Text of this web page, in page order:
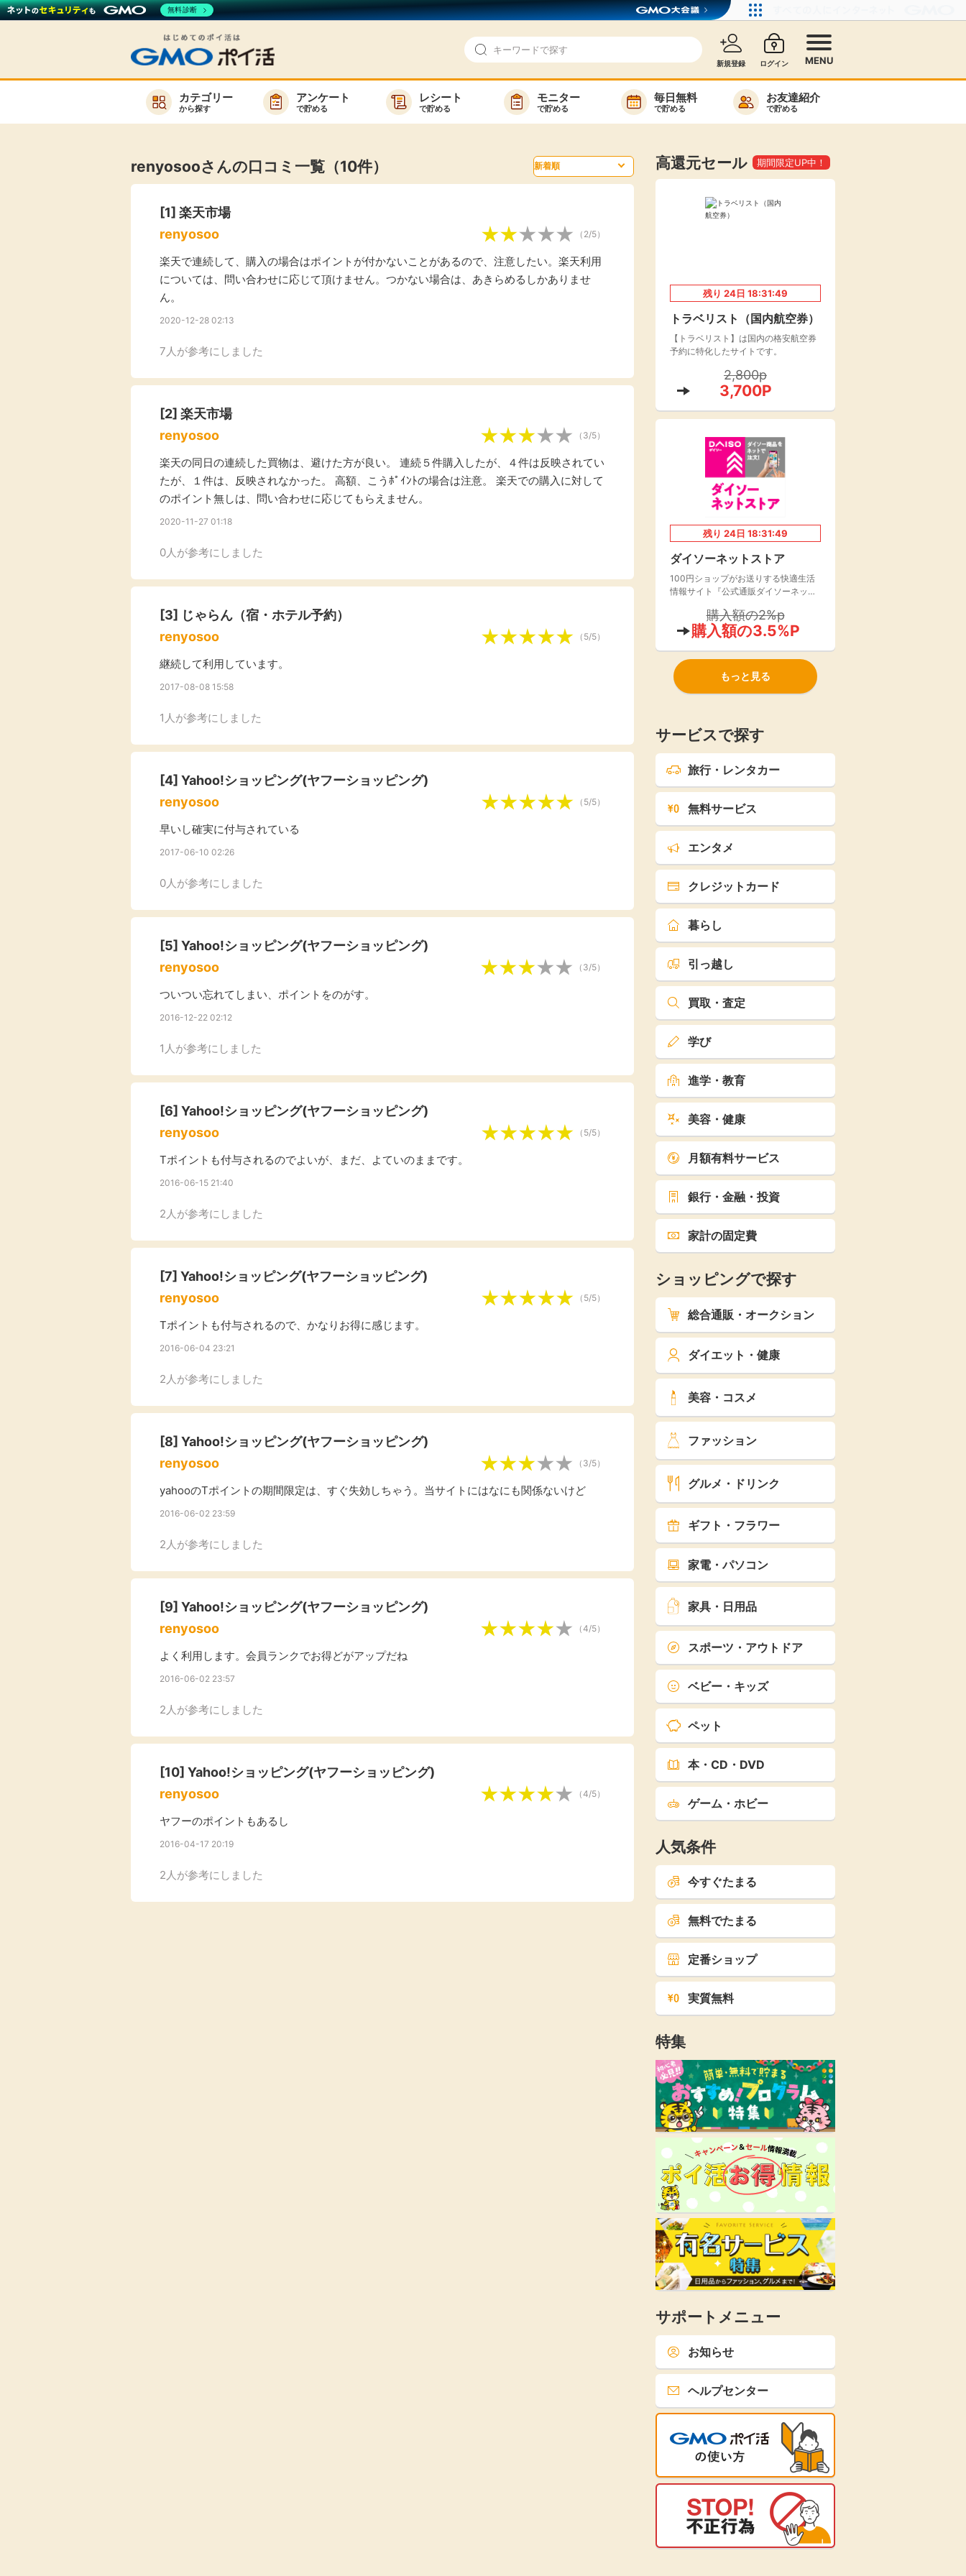
新規登録 ログイン MENU
お知らせ
高還元
無料
ゲーム
モニター
お友達紹介
ポイ活お得情報
GMOポイ活の使い方
毎日ゲット
カテゴリー
から探す
アンケート
で貯める
レシート
で貯める
モニター
で貯める
毎日無料
で貯める
お友達紹介
で貯める
キーワードで検索
（楽天ファッショ
ン）
楽天toto【無料利
用登録】
140P
楽天レシピ
100P
その他の楽天サービス
レシ活
ポイ活
キャンペーン
情報
renyosooさんの口コミ一覧（10件）
[1] 楽天市場
renyosoo
（2/5）
楽天で連続して、購入の場合はポイントが付かないことがあるので、注意したい。楽天利用
については、問い合わせに応じて頂けません。つかない場合は、あきらめるしかありませ
ん。
2020-12-28 02:13
7人が参考にしました
[2] 楽天市場
renyosoo
（3/5）
楽天の同日の連続した買物は、避けた方が良い。 連続５件購入したが、４件は反映されてい
たが、１件は、反映されなかった。 高額、こうﾎﾟｲﾝﾄの場合は注意。 楽天での購入に対して
のポイント無しは、問い合わせに応じてもらえません。
2020-11-27 01:18
0人が参考にしました
[3] じゃらん（宿・ホテル予約）
renyosoo
（5/5）
継続して利用しています。
2017-08-08 15:58
1人が参考にしました
[4] Yahoo!ショッピング(ヤフーショッピング)
renyosoo
（5/5）
早いし確実に付与されている
2017-06-10 02:26
0人が参考にしました
[5] Yahoo!ショッピング(ヤフーショッピング)
renyosoo
（3/5）
ついつい忘れてしまい、ポイントをのがす。
2016-12-22 02:12
1人が参考にしました
[6] Yahoo!ショッピング(ヤフーショッピング)
renyosoo
（5/5）
Tポイントも付与されるのでよいが、まだ、よていのままです。
2016-06-15 21:40
2人が参考にしました
[7] Yahoo!ショッピング(ヤフーショッピング)
renyosoo
（5/5）
Tポイントも付与されるので、かなりお得に感じます。
2016-06-04 23:21
2人が参考にしました
[8] Yahoo!ショッピング(ヤフーショッピング)
renyosoo
（3/5）
yahooのTポイントの期間限定は、すぐ失効しちゃう。当サイトにはなにも関係ないけど
2016-06-02 23:59
2人が参考にしました
[9] Yahoo!ショッピング(ヤフーショッピング)
renyosoo
（4/5）
よく利用します。会員ランクでお得どがアップだね
2016-06-02 23:57
2人が参考にしました
[10] Yahoo!ショッピング(ヤフーショッピング)
renyosoo
（4/5）
ヤフーのポイントもあるし
2016-04-17 20:19
2人が参考にしました
高還元セール 期間限定UP中！
残り 24日 18:31:48
トラベリスト（国内航空券）
【トラベリスト】は国内の格安航空券
予約に特化したサイトです。
2,800p
3,700P
残り 24日 18:31:48
ダイソーネットストア
100円ショップがお送りする快適生活
情報サイト『公式通販ダイソーネット
購入額の2%p
購入額の3.5%P
もっと見る
サービスで探す
旅行・レンタカー
無料サービス
エンタメ
クレジットカード
暮らし
引っ越し
買取・査定
学び
進学・教育
美容・健康
月額有料サービス
銀行・金融・投資
家計の固定費
ショッピングで探す
総合通販・オークション
ダイエット・健康
美容・コスメ
ファッション
グルメ・ドリンク
ギフト・フラワー
家電・パソコン
家具・日用品
スポーツ・アウトドア
ベビー・キッズ
ペット
本・CD・DVD
ゲーム・ホビー
人気条件
今すぐたまる
無料でたまる
定番ショップ
実質無料
特集
サポートメニュー
お知らせ
ヘルプセンター
無料診断